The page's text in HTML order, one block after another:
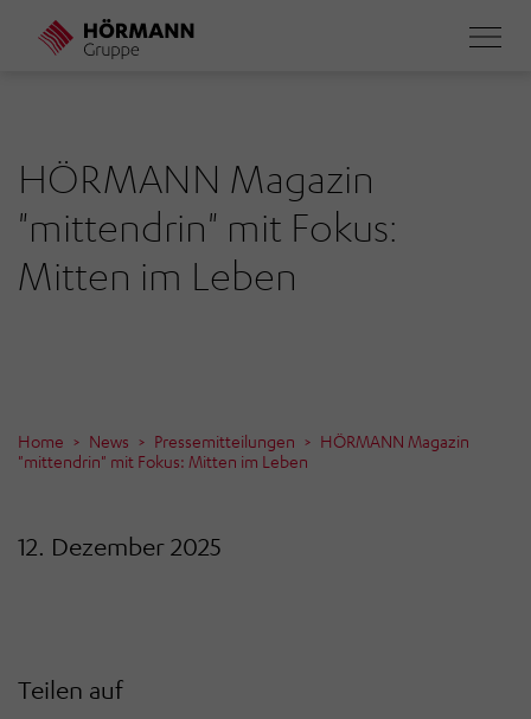
Direkt
HÖRMANN Magazin
"mittendrin" mit Fokus:
Mitten im Leben
Home News Pressemitteilungen
HÖRMANN Magazin
"mittendrin" mit Fokus: Mitten im Leben
12. Dezember 2025
Teilen auf